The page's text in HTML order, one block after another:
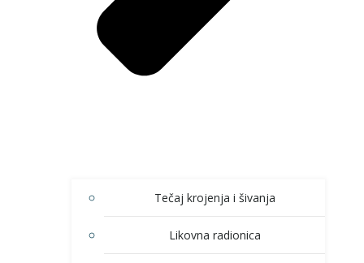
Tečaj krojenja i šivanja
Likovna radionica